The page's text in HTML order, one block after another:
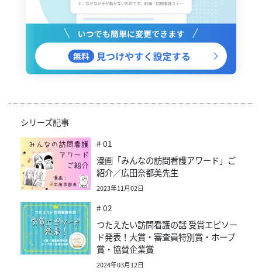
シリーズ記事
# 01
漫画「みんなの訪問看護アワード」ご
紹介／広田奈都美先生
2023年11月02日
# 02
つたえたい訪問看護の話 受賞エピソー
ド発表！大賞・審査員特別賞・ホープ
賞・協賛企業賞
2024年03月12日